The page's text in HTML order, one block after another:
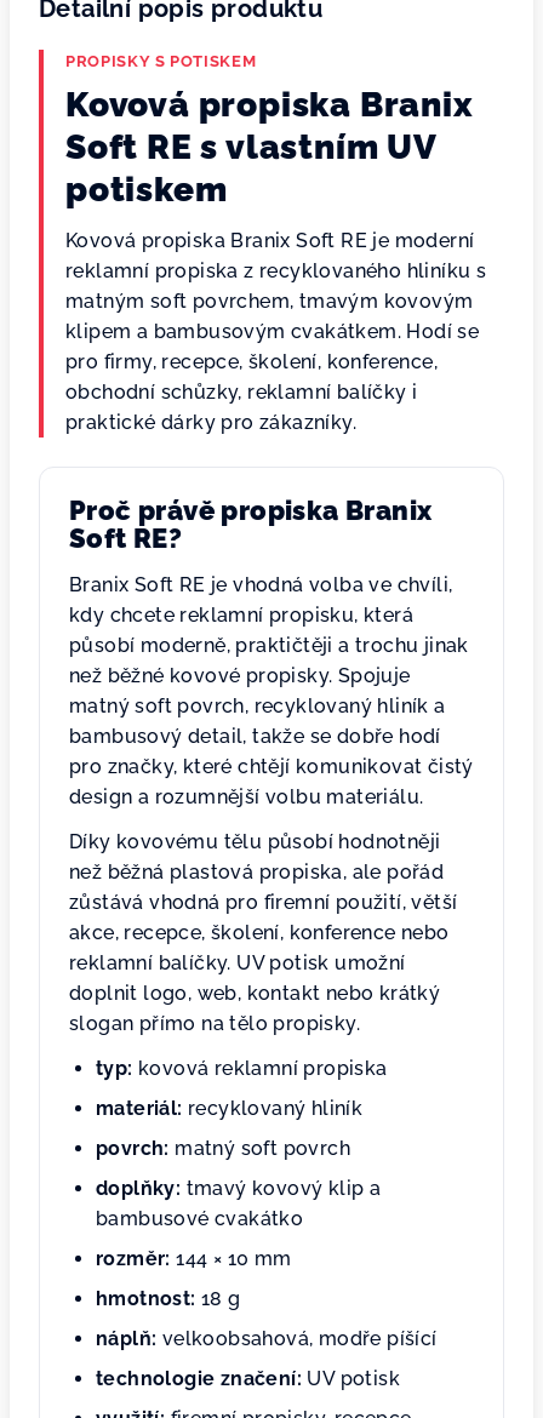
Detailní popis produktu
PROPISKY S POTISKEM
Kovová propiska Branix
Soft RE s vlastním UV
potiskem
Kovová propiska Branix Soft RE je moderní
reklamní propiska z recyklovaného hliníku s
matným soft povrchem, tmavým kovovým
klipem a bambusovým cvakátkem. Hodí se
pro firmy, recepce, školení, konference,
obchodní schůzky, reklamní balíčky i
praktické dárky pro zákazníky.
Proč právě propiska Branix
Soft RE?
Branix Soft RE je vhodná volba ve chvíli,
kdy chcete reklamní propisku, která
působí moderně, praktičtěji a trochu jinak
než běžné kovové propisky. Spojuje
matný soft povrch, recyklovaný hliník a
bambusový detail, takže se dobře hodí
pro značky, které chtějí komunikovat čistý
design a rozumnější volbu materiálu.
Díky kovovému tělu působí hodnotněji
než běžná plastová propiska, ale pořád
zůstává vhodná pro firemní použití, větší
akce, recepce, školení, konference nebo
reklamní balíčky. UV potisk umožní
doplnit logo, web, kontakt nebo krátký
slogan přímo na tělo propisky.
typ: kovová reklamní propiska
materiál: recyklovaný hliník
povrch: matný soft povrch
doplňky: tmavý kovový klip a
bambusové cvakátko
rozměr: 144 × 10 mm
hmotnost: 18 g
náplň: velkoobsahová, modře píšící
technologie značení: UV potisk